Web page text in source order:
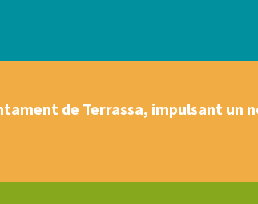
de Terrassa, impulsant un